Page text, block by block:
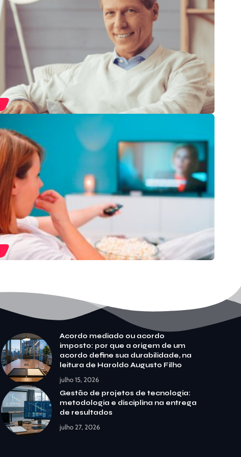
Acordo mediado ou acordo
imposto: por que a origem de um
acordo define sua durabilidade, na
leitura de Haroldo Augusto Filho
julho 15, 2026
Gestão de projetos de tecnologia:
metodologia e disciplina na entrega
de resultados
julho 27, 2026